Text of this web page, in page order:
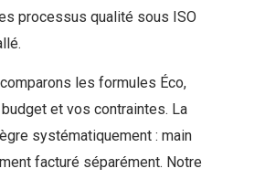
processus qualité sous ISO
les formules Éco,
et vos contraintes. La
systématiquement : main
facturé séparément. Notre